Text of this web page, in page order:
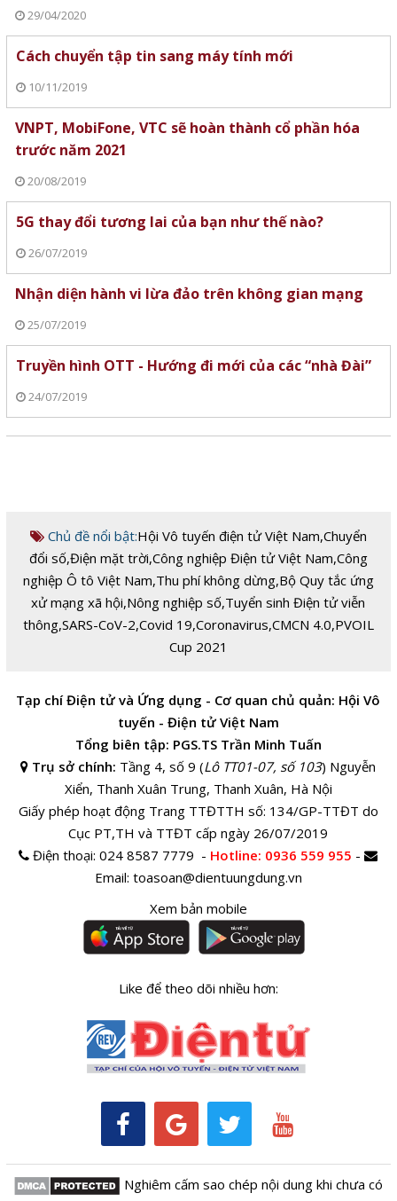
29/04/2020
Cách chuyển tập tin sang máy tính mới
10/11/2019
VNPT, MobiFone, VTC sẽ hoàn thành cổ phần hóa
trước năm 2021
20/08/2019
5G thay đổi tương lai của bạn như thế nào?
26/07/2019
Nhận diện hành vi lừa đảo trên không gian mạng
25/07/2019
Truyền hình OTT - Hướng đi mới của các “nhà Đài”
24/07/2019
Chủ đề nổi bật:Hội Vô tuyến điện tử Việt Nam,Chuyển
đổi số,Điện mặt trời,Công nghiệp Điện tử Việt Nam,Công
nghiệp Ô tô Việt Nam,Thu phí không dừng,Bộ Quy tắc ứng
xử mạng xã hội,Nông nghiệp số,Tuyển sinh Điện tử viễn
thông,SARS-CoV-2,Covid 19,Coronavirus,CMCN 4.0,PVOIL
Cup 2021
Tạp chí Điện tử và Ứng dụng - Cơ quan chủ quản: Hội Vô
tuyến - Điện tử Việt Nam
Tổng biên tập: PGS.TS Trần Minh Tuấn
Trụ sở chính: Tầng 4, số 9 (Lô TT01-07, số 103) Nguyễn
Xiển, Thanh Xuân Trung, Thanh Xuân, Hà Nội
Giấy phép hoạt động Trang TTĐTTH số: 134/GP-TTĐT do
Cục PT,TH và TTĐT cấp ngày 26/07/2019
Điện thoại:024 8587 7779 - Hotline: 0936 559 955 -
Email: toasoan@dientuungdung.vn
Xem bản mobile
Like để theo dõi nhiều hơn:
Nghiêm cấm sao chép nội dung khi chưa có